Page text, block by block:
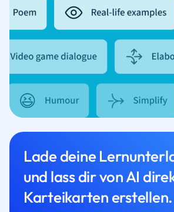
Lade deine
und lass dir von AI
Karteikarten